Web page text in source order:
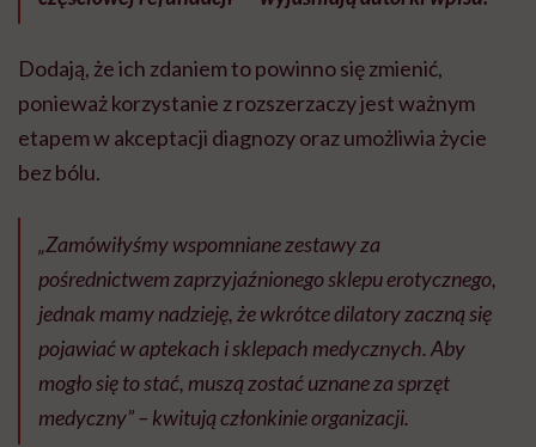
Dodają, że ich zdaniem to powinno się zmienić,
ponieważ korzystanie z rozszerzaczy jest ważnym
etapem w akceptacji diagnozy oraz umożliwia życie
bez bólu.
„Zamówiłyśmy wspomniane zestawy za
pośrednictwem zaprzyjaźnionego sklepu erotycznego,
jednak mamy nadzieję, że wkrótce dilatory zaczną się
pojawiać w aptekach i sklepach medycznych. Aby
mogło się to stać, muszą zostać uznane za sprzęt
medyczny” – kwitują członkinie organizacji.